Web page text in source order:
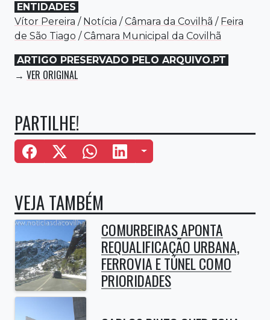
ENTIDADES
Vítor Pereira / Notícia /Câmara da Covilhã / Feira
de São Tiago /Câmara Municipal da Covilhã
ARTIGO PRESERVADO PELO ARQUIVO.PT
→ VER ORIGINAL
PARTILHE!
Mais Opções
VEJA TAMBÉM
COMURBEIRAS APONTA
REQUALIFICAÇÃO URBANA,
FERROVIA E TÚNEL COMO
PRIORIDADES